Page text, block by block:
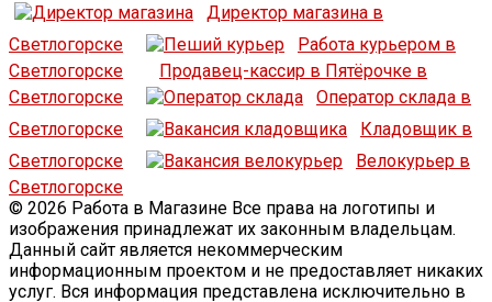
Директор магазина в
Светлогорске
Работа курьером в
Светлогорске
Продавец-кассир в Пятёрочке в
Светлогорске
Оператор склада в
Светлогорске
Кладовщик в
Светлогорске
Велокурьер в
Светлогорске
© 2026 Работа в Магазине Все права на логотипы и
изображения принадлежат их законным владельцам.
Данный сайт является некоммерческим
информационным проектом и не предоставляет никаких
услуг. Вся информация представлена исключительно в